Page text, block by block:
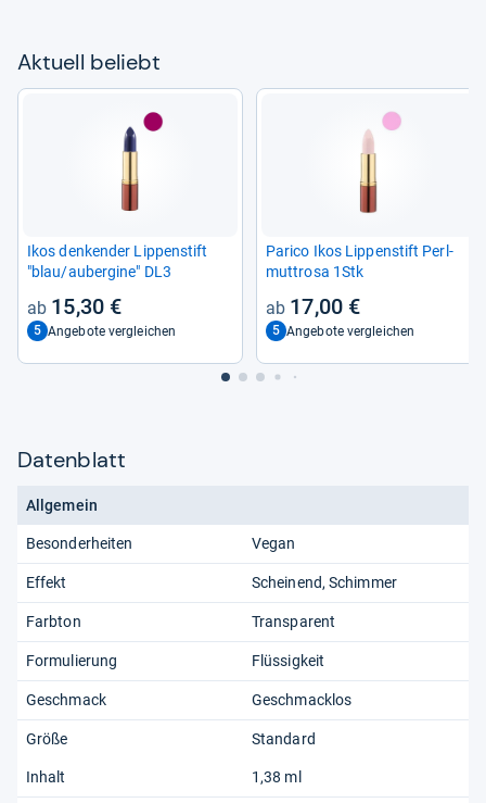
Aktu­ell beliebt
Ikos den­ken­der Lip­pen­stift
"blau/auber­gine" DL3
15,30 €
5 Angebote vergleichen
Parico Ikos Lip­pen­stift Perl­
mutt­rosa 1Stk
17,00 €
5 Angebote vergleichen
Datenblatt
Allgemein
Besonderheiten Vegan
Effekt Scheinend, Schimmer
Farbton Transparent
Formulierung Flüssigkeit
Geschmack Geschmacklos
Größe Standard
Inhalt 1,38 ml